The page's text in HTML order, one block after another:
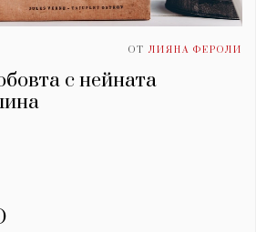
ОТ ЛИЯНА ФЕРОЛИ
с нейната